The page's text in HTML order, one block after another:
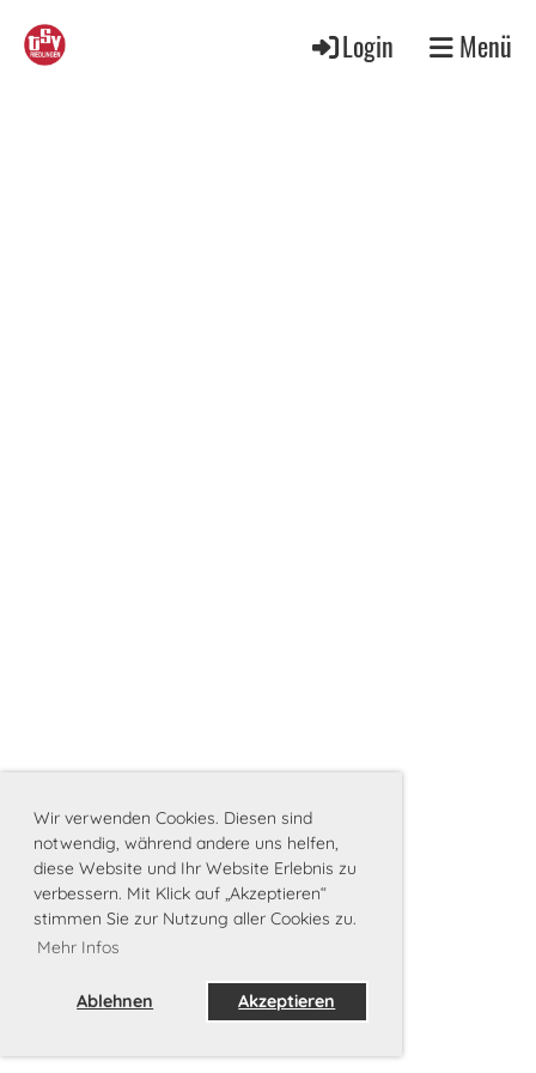
Wir verwenden Cookies. Diesen sind
notwendig, während andere uns helfen,
diese Website und Ihr Website Erlebnis zu
verbessern. Mit Klick auf „Akzeptieren“
stimmen Sie zur Nutzung aller Cookies zu.
Mehr Infos
Ablehnen Akzeptieren
Login Menü